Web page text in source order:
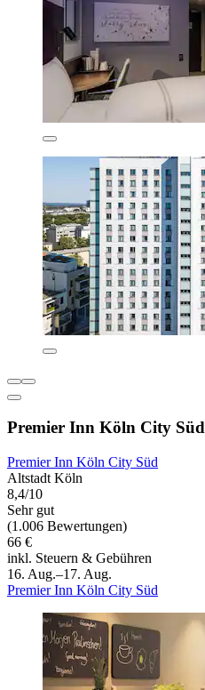
Premier Inn Köln City Süd
Premier Inn Köln City Süd
Altstadt Köln
8,4/10
Sehr gut
(1.006 Bewertungen)
66 €
inkl. Steuern & Gebühren
16. Aug.–17. Aug.
Premier Inn Köln City Süd